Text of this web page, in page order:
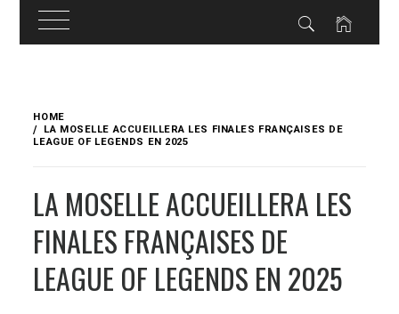
content
HOME
LA MOSELLE ACCUEILLERA LES FINALES FRANÇAISES DE
LEAGUE OF LEGENDS EN 2025
LA MOSELLE ACCUEILLERA LES
FINALES FRANÇAISES DE
LEAGUE OF LEGENDS EN 2025